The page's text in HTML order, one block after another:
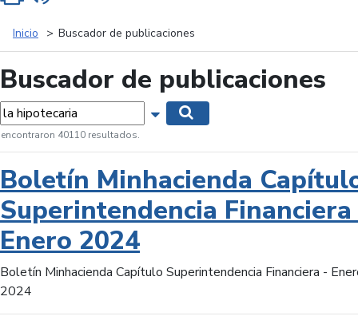
Inicio Buscador de publicaciones
Buscador de publicaciones
Mostrar opciones de búsqueda
encontraron 40110 resultados.
Boletín Minhacienda
Superintendencia
Enero 2024
Boletín Minhacienda Capítulo Superintendencia Financiera -
2024